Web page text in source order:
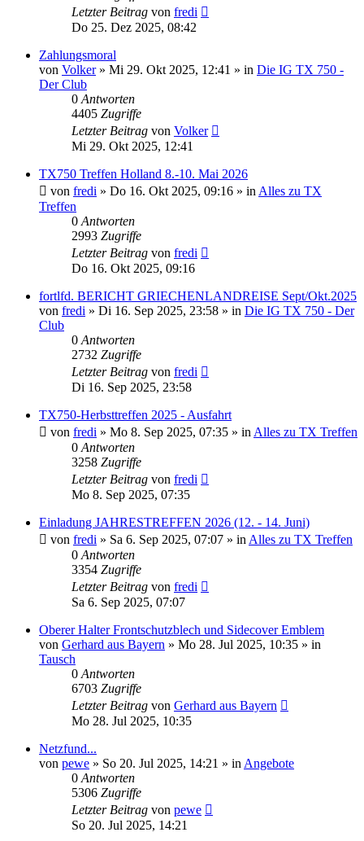
Letzter Beitrag von fredi
Do 25. Dez 2025, 08:42
Zahlungsmoral
von Volker» Mi 29. Okt 2025, 12:41 » in Die IG TX 750 -
Der Club
0 Antworten
4405 Zugriffe
Letzter Beitrag von Volker
Mi 29. Okt 2025, 12:41
TX750 Treffen Holland 8.-10. Mai 2026
von fredi » Do 16. Okt 2025, 09:16 » in Alles zu TX
Treffen
0 Antworten
2993 Zugriffe
Letzter Beitrag von fredi
Do 16. Okt 2025, 09:16
fortlfd. BERICHT GRIECHENLANDREISE Sept/Okt.2025
von fredi » Di 16. Sep 2025, 23:58 » in Die IG TX 750 - Der
Club
0 Antworten
2732 Zugriffe
Letzter Beitrag von fredi
Di 16. Sep 2025, 23:58
TX750-Herbsttreffen 2025 - Ausfahrt
von fredi » Mo 8. Sep 2025, 07:35 » in Alles zu TX Treffen
0 Antworten
3258 Zugriffe
Letzter Beitrag von fredi
Mo 8. Sep 2025, 07:35
Einladung JAHRESTREFFEN 2026 (12. - 14. Juni)
von fredi » Sa 6. Sep 2025, 07:07 » in Alles zu TX Treffen
0 Antworten
3354 Zugriffe
Letzter Beitrag von fredi
Sa 6. Sep 2025, 07:07
Oberer Halter Frontschutzblech und Sidecover Emblem
von Gerhard aus Bayern » Mo 28. Jul 2025, 10:35 » in
Tausch
0 Antworten
6703 Zugriffe
Letzter Beitrag von Gerhard aus Bayern
Mo 28. Jul 2025, 10:35
Netzfund...
von pewe » So 20. Jul 2025, 14:21 » in Angebote
0 Antworten
5306 Zugriffe
Letzter Beitrag von pewe
So 20. Jul 2025, 14:21